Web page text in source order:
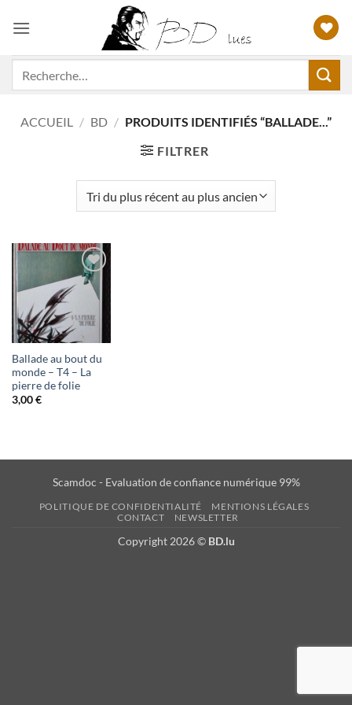
ACCUEIL / BD / PRODUITS IDENTIFIÉS “BALLADE...”
FILTRER
Ajouter
à ma
liste
Ballade au bout du
monde – T4 – La
pierre de folie
3,00€
Scamdoc - Evaluation de confiance numérique 99%
POLITIQUE DE CONFIDENTIALITÉ
MENTIONS LÉGALES
CONTACT
NEWSLETTER
Copyright 2026 © BD.lu